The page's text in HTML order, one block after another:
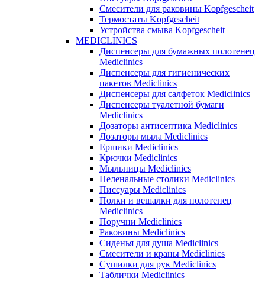
Смесители для раковины Kopfgescheit
Термостаты Kopfgescheit
Устройства смыва Kopfgescheit
MEDICLINICS
Диспенсеры для бумажных полотенец
Mediclinics
Диспенсеры для гигиенических
пакетов Mediclinics
Диспенсеры для салфеток Mediclinics
Диспенсеры туалетной бумаги
Mediclinics
Дозаторы антисептика Mediclinics
Дозаторы мыла Mediclinics
Ершики Mediclinics
Крючки Mediclinics
Мыльницы Mediclinics
Пеленальные столики Mediclinics
Писсуары Mediclinics
Полки и вешалки для полотенец
Mediclinics
Поручни Mediclinics
Раковины Mediclinics
Сиденья для душа Mediclinics
Смесители и краны Mediclinics
Сушилки для рук Mediclinics
Таблички Mediclinics